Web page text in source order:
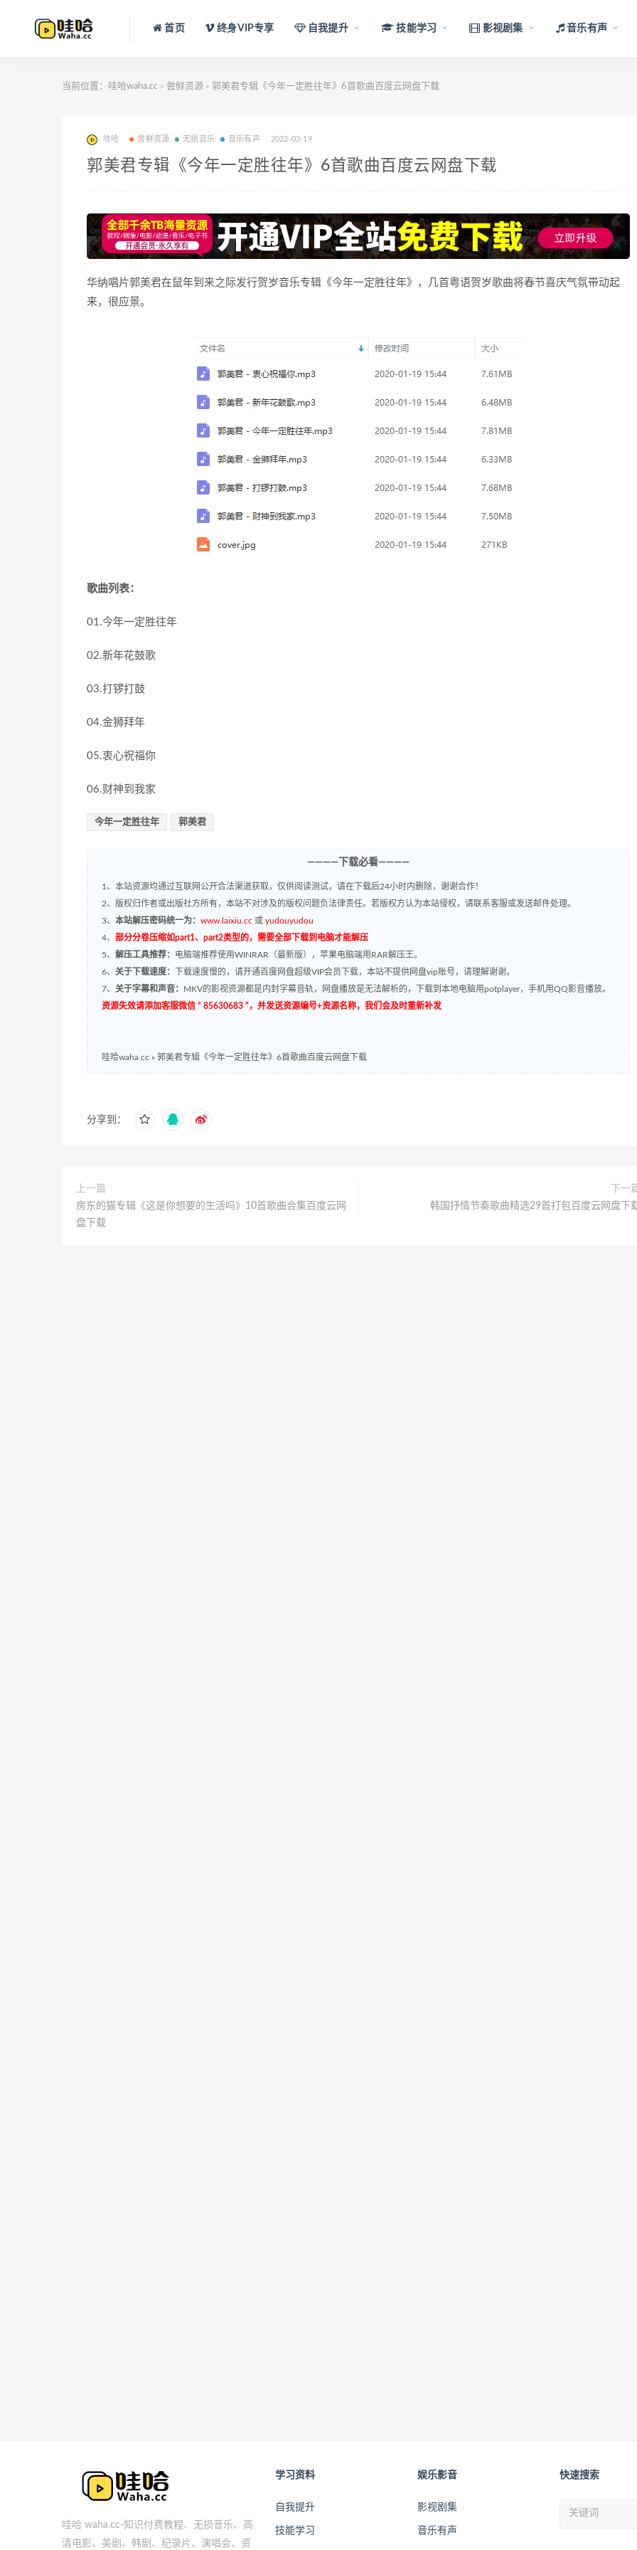
首页 终身VIP专享 自我提升 技能学习 影视剧集 音乐有声
当前位置： 哇哈waha.cc > 尝鲜资源 > 郭美君专辑《今年一定胜往年》6首歌曲百度云网盘下载
哇哈 尝鲜资源 无损音乐 音乐有声 2022-03-19
郭美君专辑《今年一定胜往年》6首歌曲百度云网盘下载
华纳唱片郭美君在鼠年到来之际发行贺岁音乐专辑《今年一定胜往年》，几首粤语贺岁歌曲将春节喜庆气氛带动起
来，很应景。
歌曲列表：
01.今年一定胜往年
02.新年花鼓歌
03.打锣打鼓
04.金狮拜年
05.衷心祝福你
06.财神到我家
今年一定胜往年 郭美君
————下载必看————
1、本站资源均通过互联网公开合法渠道获取，仅供阅读测试，请在下载后24小时内删除，谢谢合作！
2、版权归作者或出版社方所有，本站不对涉及的版权问题负法律责任。若版权方认为本站侵权，请联系客服或发送邮件处理。
3、 本站解压密码统一为： www.laixiu.cc 或 yudouyudou
4、 部分分卷压缩如part1、part2类型的，需要全部下载到电脑才能解压
5、 解压工具推荐： 电脑端推荐使用WINRAR（最新版），苹果电脑端用RAR解压王。
6、 关于下载速度：
下载速度慢的，请开通百度网盘超级VIP会员下载，本站不提供网盘vip账号，请理解谢谢。
7、 关于字幕和声音： MKV的影视资源都是内封字幕音轨，网盘播放是无法解析的，下载到本地电脑用potplayer，手机用QQ影音播放。
资源失效请添加客服微信 “ 85630683 ”，并发送资源编号+资源名称，我们会及时重新补发
哇哈waha.cc » 郭美君专辑《今年一定胜往年》6首歌曲百度云网盘下载
分享到：
上一篇
房东的猫专辑《这是你想要的生活吗》10首歌曲合集百度云网
盘下载
下一
韩国抒情节奏歌曲精选29首打包百度云网盘下
哇哈 waha.cc-知识付费教程、无损音乐、高
清电影、美剧、韩剧、纪录片、演唱会、资
学习资料
自我提升
技能学习
娱乐影音
影视剧集
音乐有声
快速搜索